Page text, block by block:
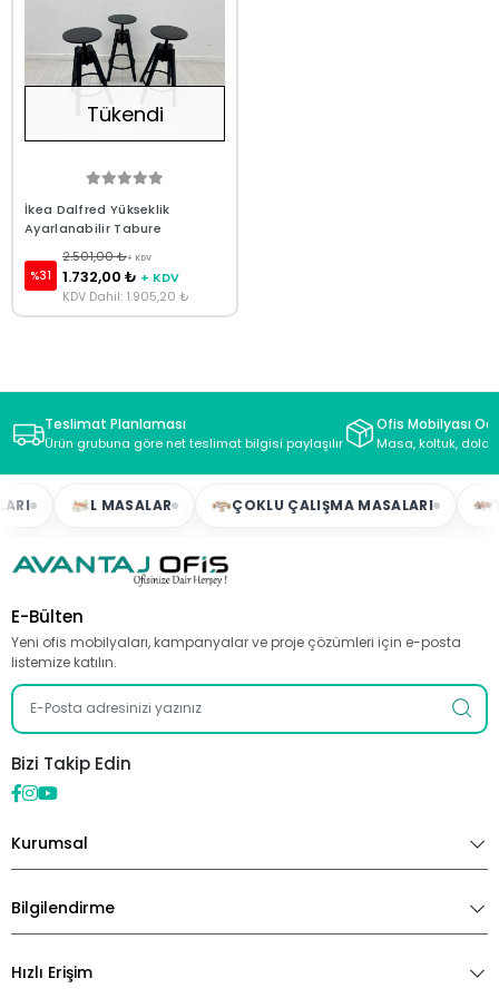
Tükendi
İkea Dalfred Yükseklik
Ayarlanabilir Tabure
%31
2.501,00 ₺+ KDV
1.732,00 ₺ + KDV
KDV Dahil: 1.905,20 ₺
Teslimat Planlaması
Ürün grubuna göre net teslimat bilgisi paylaşılır
Ofis Mobilyası
Masa, koltuk,
L MASALAR ÇOKLU ÇALIŞMA MASALARI
E-Bülten
Yeni ofis mobilyaları, kampanyalar ve proje çözümleri için e-posta
listemize katılın.
Bizi Takip Edin
Kurumsal
Bilgilendirme
Hızlı Erişim